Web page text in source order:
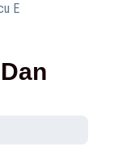
E